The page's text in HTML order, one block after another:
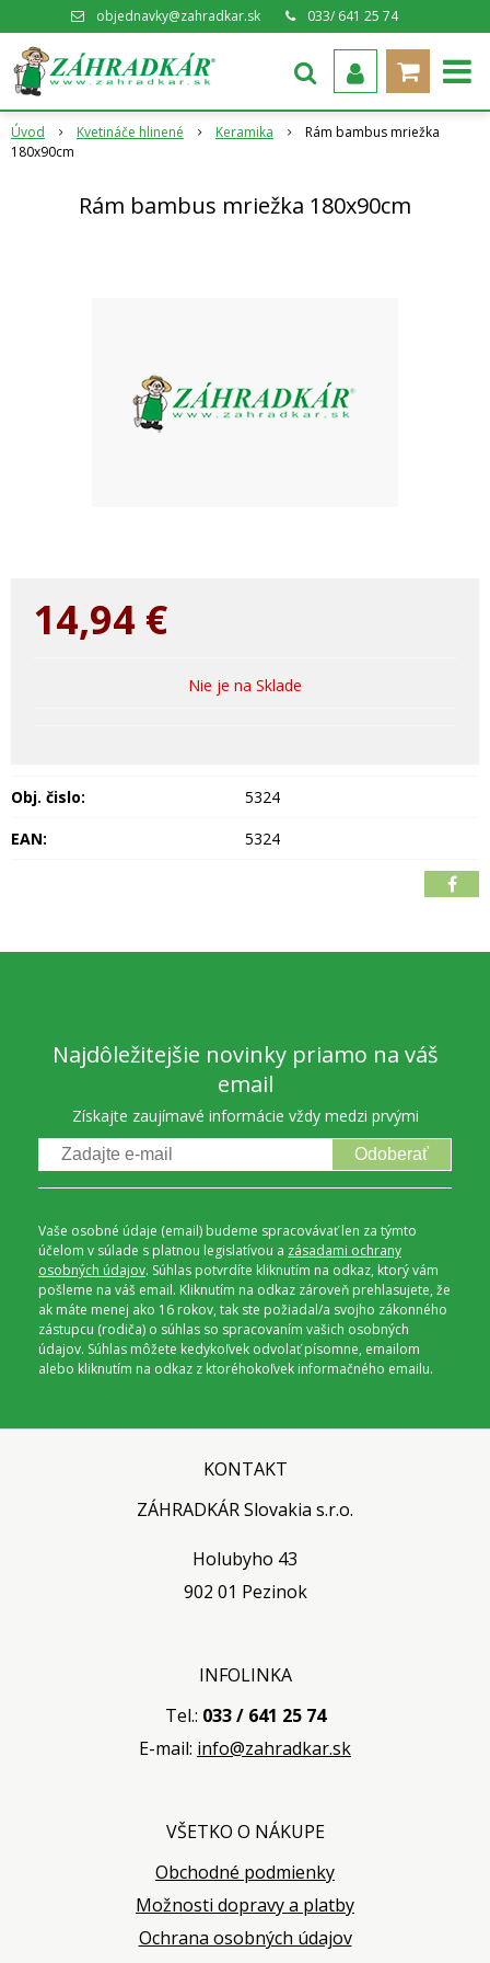
objednavky@zahradkar.sk 033/ 641 25 74
Úvod Kvetináče hlinené Keramika
Rám bambus mriežka
180x90cm
Rám bambus mriežka 180x90cm
14,94 €
Nie je na Sklade
Obj. čislo:
5324
EAN:
5324
Najdôležitejšie novinky priamo na váš
email
Získajte zaujímavé informácie vždy medzi prvými
Odoberať
Vaše osobné údaje (email) budeme spracovávať len za týmto
účelom v súlade s platnou legislatívou a zásadami ochrany
osobných údajov. Súhlas potvrdíte kliknutím na odkaz, ktorý vám
pošleme na váš email. Kliknutím na odkaz zároveň prehlasujete, že
ak máte menej ako 16 rokov, tak ste požiadal/a svojho zákonného
zástupcu (rodiča) o súhlas so spracovaním vašich osobných
údajov. Súhlas môžete kedykoľvek odvolať písomne, emailom
alebo kliknutím na odkaz z ktoréhokoľvek informačného emailu.
KONTAKT
ZÁHRADKÁR Slovakia s.r.o.
Holubyho 43
902 01 Pezinok
INFOLINKA
Tel.: 033 / 641 25 74
E-mail: info@zahradkar.sk
VŠETKO O NÁKUPE
Obchodné podmienky
Možnosti dopravy a platby
Ochrana osobných údajov